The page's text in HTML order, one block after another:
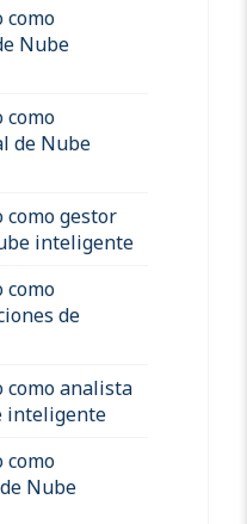
como
Nube
como
de Nube
como gestor
inteligente
como
de
como analista
inteligente
como
Nube